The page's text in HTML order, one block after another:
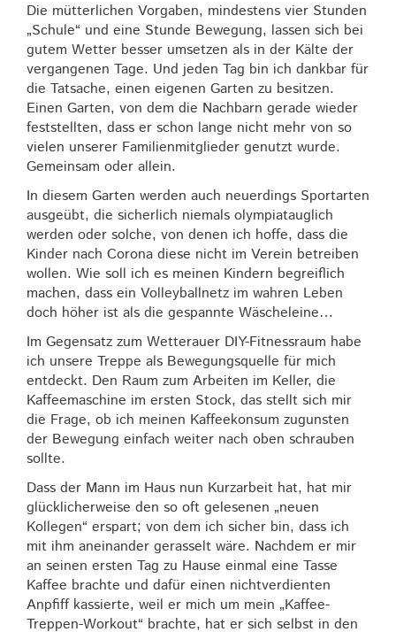
Die mütterlichen Vorgaben, mindestens vier Stunden
„Schule“ und eine Stunde Bewegung, lassen sich bei
gutem Wetter besser umsetzen als in der Kälte der
vergangenen Tage. Und jeden Tag bin ich dankbar für
die Tatsache, einen eigenen Garten zu besitzen.
Einen Garten, von dem die Nachbarn gerade wieder
feststellten, dass er schon lange nicht mehr von so
vielen unserer Familienmitglieder genutzt wurde.
Gemeinsam oder allein.
In diesem Garten werden auch neuerdings Sportarten
ausgeübt, die sicherlich niemals olympiatauglich
werden oder solche, von denen ich hoffe, dass die
Kinder nach Corona diese nicht im Verein betreiben
wollen. Wie soll ich es meinen Kindern begreiflich
machen, dass ein Volleyballnetz im wahren Leben
doch höher ist als die gespannte Wäscheleine…
Im Gegensatz zum Wetterauer DIY-Fitnessraum habe
ich unsere Treppe als Bewegungsquelle für mich
entdeckt. Den Raum zum Arbeiten im Keller, die
Kaffeemaschine im ersten Stock, das stellt sich mir
die Frage, ob ich meinen Kaffeekonsum zugunsten
der Bewegung einfach weiter nach oben schrauben
sollte.
Dass der Mann im Haus nun Kurzarbeit hat, hat mir
glücklicherweise den so oft gelesenen „neuen
Kollegen“ erspart; von dem ich sicher bin, dass ich
mit ihm aneinander gerasselt wäre. Nachdem er mir
an seinen ersten Tag zu Hause einmal eine Tasse
Kaffee brachte und dafür einen nichtverdienten
Anpfiff kassierte, weil er mich um mein „Kaffee-
Treppen-Workout“ brachte, hat er sich selbst in den